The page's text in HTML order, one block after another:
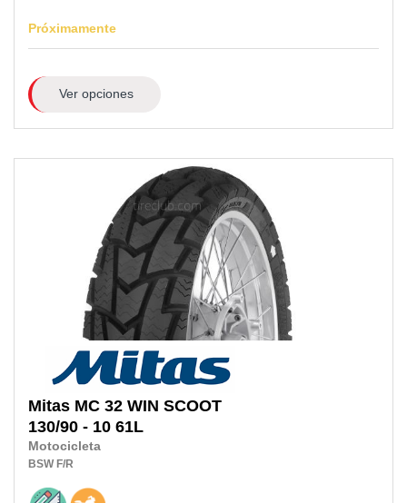
Próximamente
Ver opciones
Mitas MC 32 WIN SCOOT
130/90 - 10 61L
Motocicleta
BSW F/R